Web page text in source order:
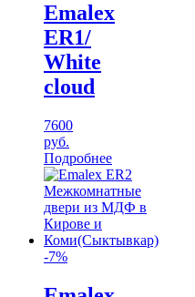
Emalex
ER1/
White
cloud
7600
руб.
Подробнее
-7%